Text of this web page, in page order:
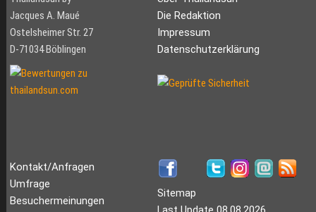
Jacques A. Maué
Ostelsheimer Str. 27
D-71034 Böblingen
Die Redaktion
Impressum
Datenschutzerklärung
Kontakt/Anfragen
Umfrage
Besuchermeinungen
Sitemap